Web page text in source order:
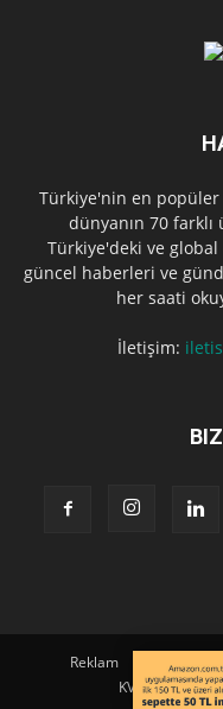
Türkiye'nin en
dünyanın 70
Türkiye'deki ve
güncel haberleri ve
her saati
İletişim:
Reklam Künye
KVKK